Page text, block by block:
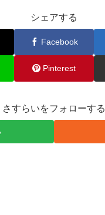
シェアする
Facebook
Pinterest
さすらいをフォローする